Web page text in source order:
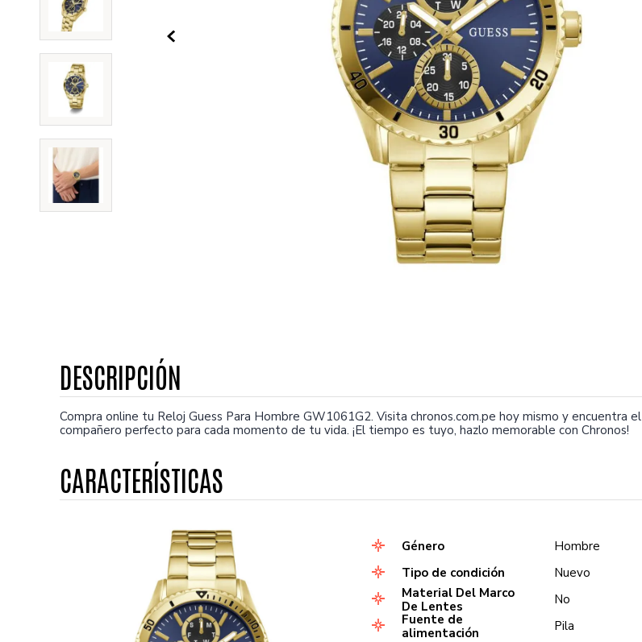
Compra online tu Reloj Guess Para Hombre GW1061G2. Visita chronos.com.pe hoy mismo y encuentra el
compañero perfecto para cada momento de tu vida. ¡El tiempo es tuyo, hazlo memorable con Chronos!
Género
Hombre
Tipo de condición
Nuevo
Material Del Marco
De Lentes
No
Fuente de
alimentación
Pila